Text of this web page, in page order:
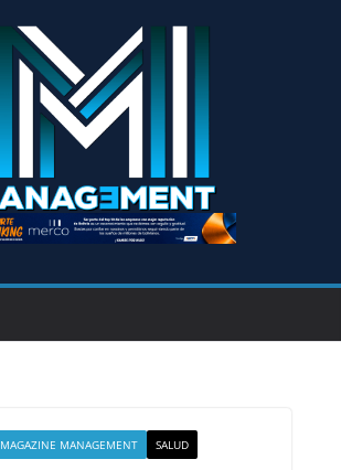
MAGAZINE MANAGEMENT SALUD